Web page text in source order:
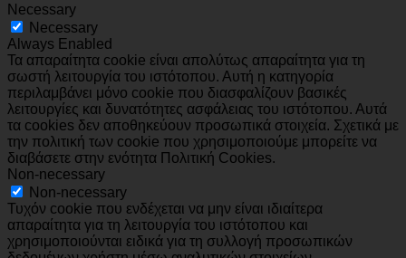
Necessary
Necessary
Always Enabled
Τα απαραίτητα cookie είναι απολύτως απαραίτητα για τη
σωστή λειτουργία του ιστότοπου. Αυτή η κατηγορία
περιλαμβάνει μόνο cookie που διασφαλίζουν βασικές
λειτουργίες και δυνατότητες ασφάλειας του ιστότοπου. Αυτά
τα cookies δεν αποθηκεύουν προσωπικά στοιχεία. Σχετικά με
την πολιτική των cookie που χρησιμοποιούμε μπορείτε να
διαβάσετε στην ενότητα Πολιτική Cookies.
Non-necessary
Non-necessary
Τυχόν cookie που ενδέχεται να μην είναι ιδιαίτερα
απαραίτητα για τη λειτουργία του ιστότοπου και
χρησιμοποιούνται ειδικά για τη συλλογή προσωπικών